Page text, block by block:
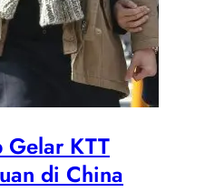
Gelar KTT
di China